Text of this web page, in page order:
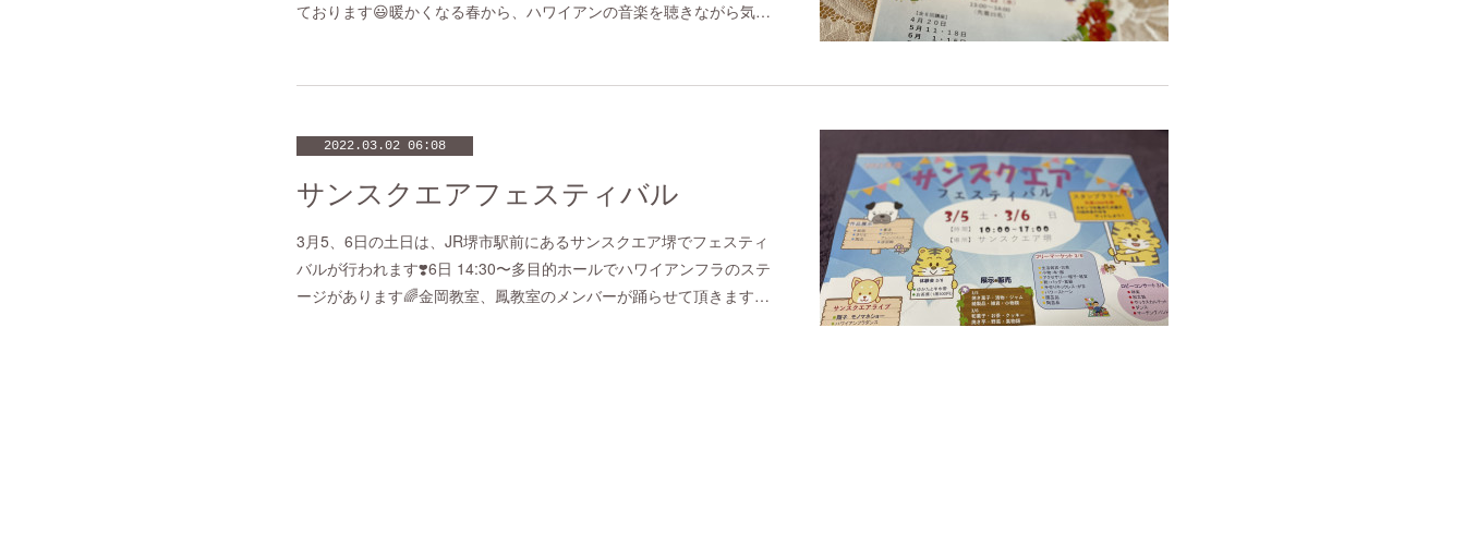
ております😃暖かくなる春から、ハワイアンの音楽を聴きながら気…
2022.03.02 06:08
サンスクエアフェスティバル
3月5、6日の土日は、JR堺市駅前にあるサンスクエア堺でフェスティ
バルが行われます❣️6日 14:30〜多目的ホールでハワイアンフラのステ
ージがあります🌈金岡教室、鳳教室のメンバーが踊らせて頂きます…